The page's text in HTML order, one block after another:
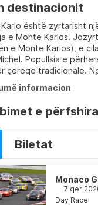
destinacionit
është zyrtarisht
e Monte Karlos.
e Monte Karlos), e
Popullsia e
çereqe tradicionale.
informacion
e përfshira
Biletat
Monaco
7 qer
Day Race